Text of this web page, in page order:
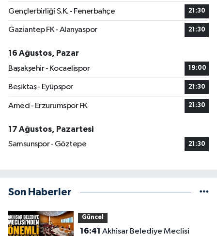
Gençlerbirliği S.K. - Fenerbahçe 21:30
Gaziantep FK - Alanyaspor 21:30
16 Ağustos, Pazar
Başakşehir - Kocaelispor
19:00
Beşiktaş - Eyüpspor 21:30
Amed - Erzurumspor FK 21:30
17 Ağustos, Pazartesi
Samsunspor - Göztepe
21:30
Son Haberler
Güncel
16:41